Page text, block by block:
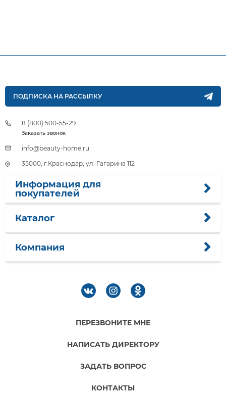
ПОДПИСКА НА РАССЫЛКУ
8 (800) 500-55-29
Заказать звонок
info@beauty-home.ru
35000, г.Краснодар, ул. Гагарина 112
Информация для
покупателей
Каталог
Компания
ПЕРЕЗВОНИТЕ МНЕ
НАПИСАТЬ ДИРЕКТОРУ
ЗАДАТЬ ВОПРОС
КОНТАКТЫ